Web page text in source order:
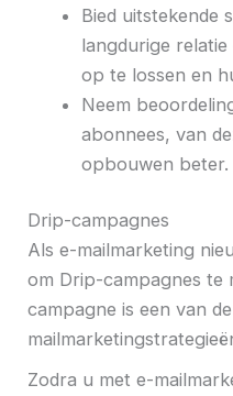
Bied uitstekende
langdurige
op te lossen en
Neem
abonnees, van
opbouwen beter.
Drip-campagnes
Als e-mailmarketing
om Drip-campagnes te
campagne is een van
Zodra u met e-